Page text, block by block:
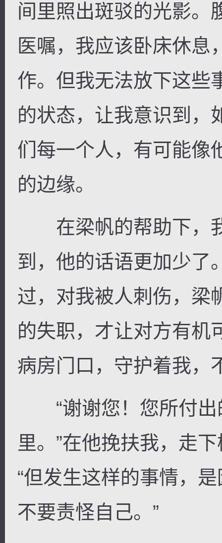
间里照出斑驳的光影。
医嘱，我应该卧床休息
作。但我无法放下这些
的状态，让我意识到，
们每一个人，有可能像
的边缘。
在梁帆的帮助下，
到，他的话语更加少了
过，对我被人刺伤，梁
的失职，才让对方有机
病房门口，守护着我，
“谢谢您！您所付出
里。”在他挽扶我，走
“但发生这样的事情，
不要责怪自己。”